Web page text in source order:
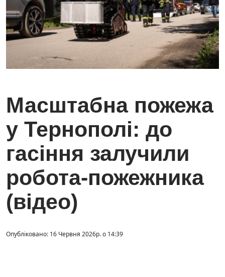
Масштабна пожежа
у Тернополі: до
гасіння залучили
робота-пожежника
(відео)
Опубліковано: 16 Червня 2026р. о 14:39